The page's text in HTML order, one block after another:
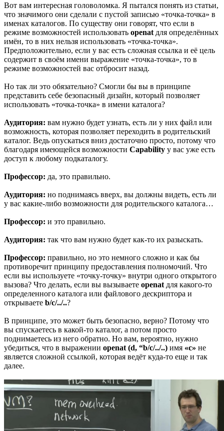
Вот вам интересная головоломка. Я пытался понять из статьи,
что значимого они сделали с пустой записью «точка-точка» в
именах каталогов. По существу они говорят, что если в
режиме возможностей использовать openat для определённых
имён, то в них нельзя использовать «точка-точка».
Предположительно, если у вас есть сложная ссылка и её цель
содержит в своём имени выражение «точка-точка», то в
режиме возможностей вас отбросит назад.
Но так ли это обязательно? Смогли бы вы в принципе
представить себе безопасный дизайн, который позволяет
использовать «точка-точка» в имени каталога?
Аудитория: вам нужно будет узнать, есть ли у них файл или
возможность, которая позволяет переходить в родительский
каталог. Ведь опускаться вниз достаточно просто, потому что
благодаря имеющейся возможности Capability у вас уже есть
доступ к любому подкаталогу.
Профессор: да, это правильно.
Аудитория: но поднимаясь вверх, вы должны видеть, есть ли
у вас какие-либо возможности для родительского каталога…
Профессор: и это правильно.
Аудитория: так что вам нужно будет как-то их разыскать.
Профессор: правильно, но это немного сложно и как бы
противоречит принципу предоставления полномочий. Что
если вы используете «точку-точку» внутри одного открытого
вызова? Что делать, если вы вызываете openat для какого-то
определенного каталога или файлового дескриптора и
открываете b/c/../..?
В принципе, это может быть безопасно, верно? Потому что
вы спускаетесь в какой-то каталог, а потом просто
поднимаетесь из него обратно. Но вам, вероятно, нужно
убедиться, что в выражении openat (d, “b/c/../..) имя «c» не
является сложной ссылкой, которая ведёт куда-то еще и так
далее.